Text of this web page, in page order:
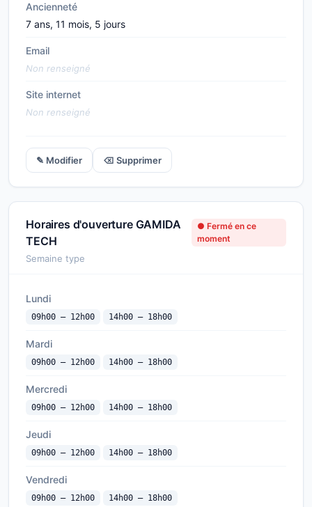
Ancienneté
7 ans, 11 mois, 5 jours
Email
Non renseigné
Site internet
Non renseigné
✎ Modifier ⌫ Supprimer
Horaires d'ouverture GAMIDA
TECH
● Fermé en ce
moment
Semaine type
Lundi
09h00 — 12h00 14h00 — 18h00
Mardi
09h00 — 12h00 14h00 — 18h00
Mercredi
09h00 — 12h00 14h00 — 18h00
Jeudi
09h00 — 12h00 14h00 — 18h00
Vendredi
09h00 — 12h00 14h00 — 18h00